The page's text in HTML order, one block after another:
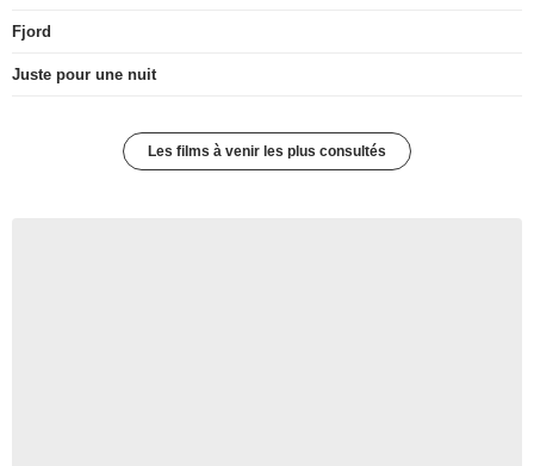
Fjord
Juste pour une nuit
Les films à venir les plus consultés